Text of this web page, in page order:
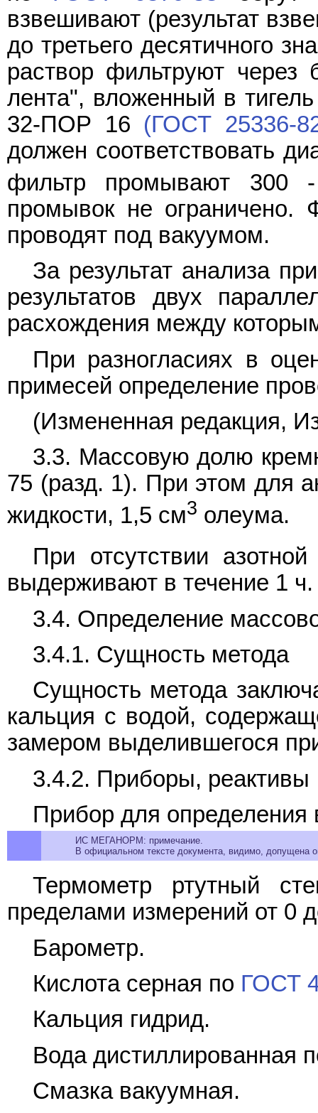
взвешивают (результат
до третьего десятичного
раствор фильтруют через
лента", вложенный в
32-ПОР 16 (ГОСТ 25336-
должен соответствовать
фильтр промывают 300
промывок не ограничено.
проводят под вакуумом.
За результат анализа
результатов двух
расхождения между
При разногласиях в
примесей определение
(Измененная редакция,
3.3. Массовую долю
75 (разд. 1). При этом для
жидкости, 1,5 см3 олеума.
При отсутствии
выдерживают в течение 1 ч.
3.4. Определение
3.4.1. Сущность метода
Сущность метода
кальция с водой,
замером выделившегося
3.4.2. Приборы, реактивы
Прибор для
ИС МЕГАНОРМ: примечание.
В официальном тексте документа, видимо, допущена
Термометр ртутный
пределами измерений от 0
Барометр.
Кислота серная по ГОСТ
Кальция гидрид.
Вода дистиллированная
Смазка вакуумная.